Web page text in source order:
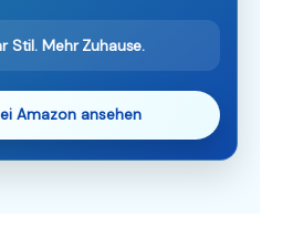
Stil. Mehr Zuhause.
Amazon ansehen